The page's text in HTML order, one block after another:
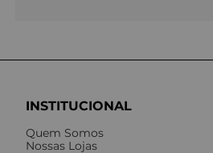
INSTITUCIONAL
Quem Somos
Nossas Lojas